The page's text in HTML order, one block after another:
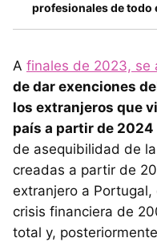
profesionales de todo
A finales de 2023, se
de dar exenciones
los extranjeros que
país a partir de 2024
de asequibilidad de
creadas a partir de
extranjero a
crisis financiera de
total y,